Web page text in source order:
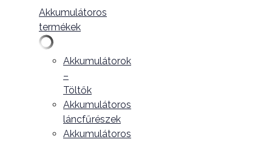
Akkumulátoros
termékek
Akkumulátorok
–
Töltők
Akkumulátoros
láncfűrészek
Akkumulátoros